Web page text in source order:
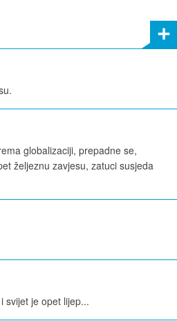
globalizaciji, prepadne se,
željeznu zavjesu, zatuci susjeda
svijet je opet lijep...